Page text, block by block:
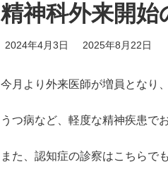
精神科外来開始
2024年4月3日
最
終
新
日
:
2025年8月22日
今月より外来医師が増員となり、
うつ病など、軽度な精神疾患で
また、認知症の診察はこちらで